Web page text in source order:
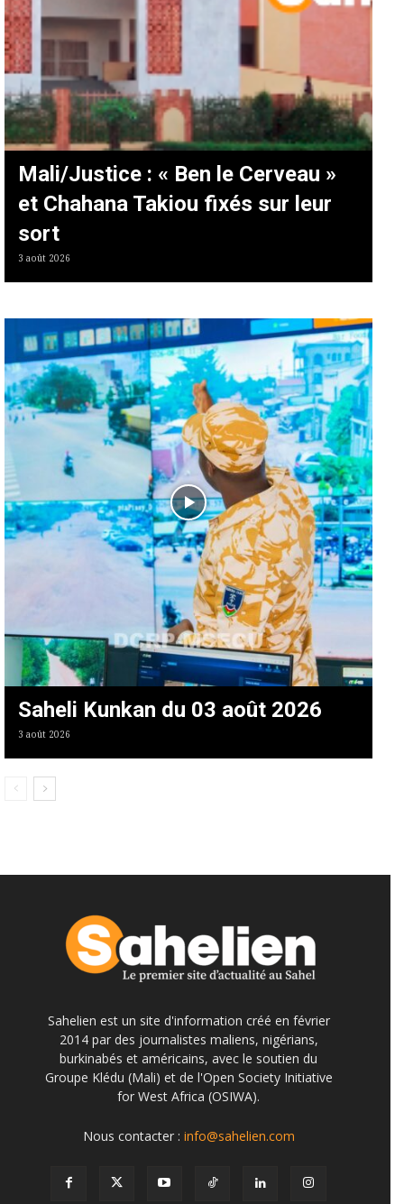
Mali/Justice : « Ben le Cerveau »
et Chahana Takiou fixés sur leur
sort
3 août 2026
Saheli Kunkan du 03 août 2026
3 août 2026
Sahelien est un site d'information créé en février
2014 par des journalistes maliens, nigérians,
burkinabés et américains, avec le soutien du
Groupe Klédu (Mali) et de l'Open Society Initiative
for West Africa (OSIWA).
Nous contacter : info@sahelien.com